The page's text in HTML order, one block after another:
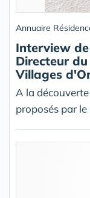
Annuaire
Interview
Directeur
Villages
A la
proposés par